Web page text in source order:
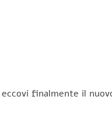
finalmente il